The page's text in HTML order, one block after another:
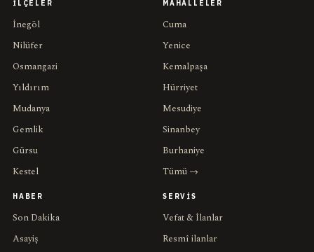
İLÇELER
İnegöl
Nilüfer
Osmangazi
Yıldırım
Mudanya
Gemlik
Gürsu
Kestel
MAHALLELER
Cuma
Yenice
Kemalpaşa
Hürriyet
Mesudiye
Sinanbey
Burhaniye
Tümü →
HABER
Son Dakika
Asayiş
SERVIS
Vefat & İlanlar
Resmî ilanlar